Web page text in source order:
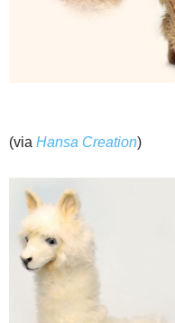
(via Hansa Creation)